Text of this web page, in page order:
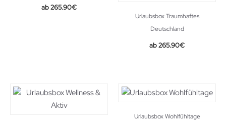
265.90€
Urlaubsbox Traumhaftes
Deutschland
265.90€
Urlaubsbox Wohlfühltage